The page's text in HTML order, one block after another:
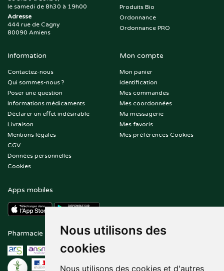
Nous utilisons des
cookies
Nous utilisons des cookies et d'autres
le samedi de 8h30 à 19h00
Adresse
444 rue de Cagny
80090 Amiens
Produits Bio
Ordonnance
Ordonnance PRO
Information
Contactez-nous
Qui sommes-nous ?
Poser une question
Informations médicaments
Déclarer un effet indésirable
Livraison
Mentions légales
CGV
Données personnelles
Cookies
Mon compte
Mon panier
Identification
Mes commandes
Mes coordonnées
Ma messagerie
Mes favoris
Mes préférences Cookies
Apps mobiles
Pharmacie en ligne agréée Paiement sécurisé